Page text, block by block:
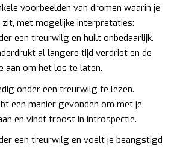
voorbeelden van dromen waarin je
met mogelijke interpretaties:
een treurwilg en huilt onbedaarlijk.
al langere tijd verdriet en de
aan om het los te laten.
onder een treurwilg te lezen.
een manier gevonden om met je
en vindt troost in introspectie.
een treurwilg en voelt je beangstigd